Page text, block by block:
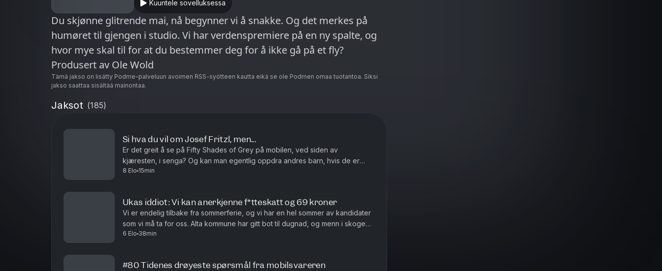
Kuuntele sovelluksessa
Du skjønne glitrende mai, nå begynner vi å snakke. Og det merkes på
humøret til gjengen i studio. Vi har verdenspremiere på en ny spalte, og
hvor mye skal til for at du bestemmer deg for å ikke gå på et fly?
Produsert av Ole Wold
Tämä jakso on lisätty Podme-palveluun avoimen RSS-syötteen kautta eikä se ole Podmen omaa tuotantoa. Siksi
jakso saattaa sisältää mainontaa.
Jaksot (185)
Si hva du vil om Josef Fritzl, men...
Er det greit å se på Fifty Shades of Grey på mobilen, ved siden av
kjæresten, i senga? Og kan man egentlig oppdra andres barn, hvis de er
8 Elo 15min
Ukas iddiot: Vi kan anerkjenne f*tteskatt og 69 kroner
Vi er endelig tilbake fra sommerferie, og vi har en hel sommer av kandidater
som vi må ta for oss. Alta kommune har gitt bot til dugnad, og menn i skogen
er kjempeskummelt. I tillegg får man nå tilbud...
6 Elo 38min
#80 Tidenes drøyeste spørsmål fra mobilsvareren